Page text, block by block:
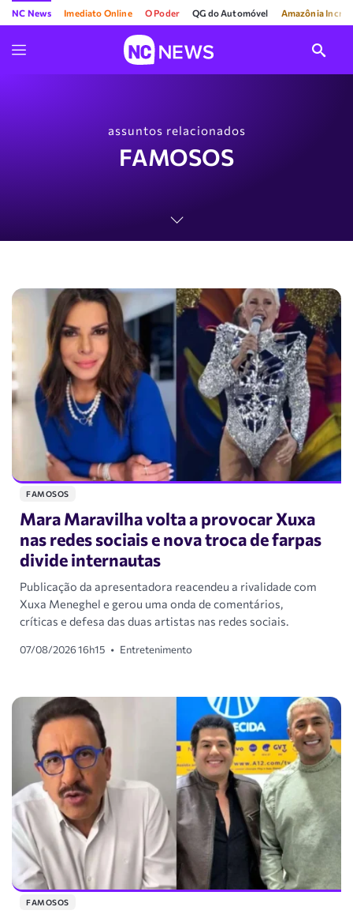
NC News Imediato Online O Poder QG do Automóvel Amazônia
assuntos relacionados
FAMOSOS
FAMOSOS
Mara Maravilha volta a provocar Xuxa
nas redes sociais e nova troca de farpas
divide internautas
Publicação da apresentadora reacendeu a rivalidade com
Xuxa Meneghel e gerou uma onda de comentários,
críticas e defesa das duas artistas nas redes sociais.
07/08/2026 16h15 • Entretenimento
FAMOSOS